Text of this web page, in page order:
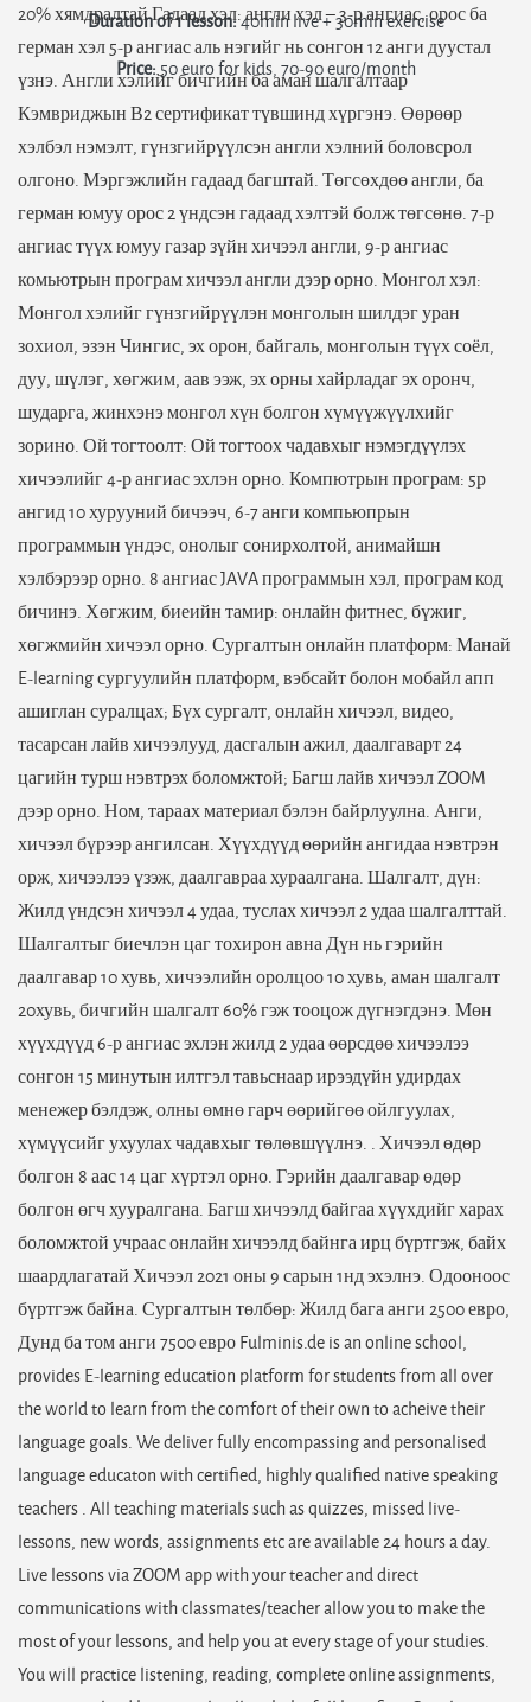
Duration of 1 lesson:40min live + 30min exercise
Price:50 euro for kids, 70-90 euro/month
20% хямдралтай Гадаад хэл: англи хэл – 3-р ангиас, орос ба
герман хэл 5-р ангиас аль нэгийг нь сонгон 12 анги дуустал
үзнэ. Англи хэлийг бичгийн ба аман шалгалтаар
Кэмвриджын В2 сертификат түвшинд хүргэнэ. Өөрөөр
хэлбэл нэмэлт, гүнзгийрүүлсэн англи хэлний боловсрол
олгоно. Мэргэжлийн гадаад багштай. Төгсөхдөө англи, ба
герман юмуу орос 2 үндсэн гадаад хэлтэй болж төгсөнө. 7-р
ангиас түүх юмуу газар зүйн хичээл англи, 9-р ангиас
комьютрын програм хичээл англи дээр орно. Монгол хэл:
Монгол хэлийг гүнзгийрүүлэн монголын шилдэг уран
зохиол, эзэн Чингис, эх орон, байгаль, монголын түүх соёл,
дуу, шүлэг, хөгжим, аав ээж, эх орны хайрладаг эх оронч,
шударга, жинхэнэ монгол хүн болгон хүмүүжүүлхийг
зорино. Ой тогтоолт: Ой тогтоох чадавхыг нэмэгдүүлэх
хичээлийг 4-р ангиас эхлэн орно. Компютрын програм: 5р
ангид 10 хурууний бичээч, 6-7 анги компьюпрын
программын үндэс, онолыг сонирхолтой, анимайшн
хэлбэрээр орно. 8 ангиас JAVA программын хэл, програм код
бичинэ. Хөгжим, биеийн тамир: онлайн фитнес, бүжиг,
хөгжмийн хичээл орно. Сургалтын онлайн платформ: Манай
E-learning сургуулийн платформ, вэбсайт болон мобайл апп
ашиглан суралцах; Бүх сургалт, онлайн хичээл, видео,
тасарсан лайв хичээлууд, дасгалын ажил, даалгаварт 24
цагийн турш нэвтрэх боломжтой; Багш лайв хичээл ZOOM
дээр орно. Ном, тараах материал бэлэн байрлуулна. Анги,
хичээл бүрээр ангилсан. Хүүхдүүд өөрийн ангидаа нэвтрэн
орж, хичээлээ үзэж, даалгавраа хураалгана. Шалгалт, дүн:
Жилд үндсэн хичээл 4 удаа, туслах хичээл 2 удаа шалгалттай.
Шалгалтыг биечлэн цаг тохирон авна Дүн нь гэрийн
даалгавар 10 хувь, хичээлийн оролцоо 10 хувь, аман шалгалт
20хувь, бичгийн шалгалт 60% гэж тооцож дүгнэгдэнэ. Мөн
хүүхдүүд 6-р ангиас эхлэн жилд 2 удаа өөрсдөө хичээлээ
сонгон 15 минутын илтгэл тавьснаар ирээдүйн удирдах
менежер бэлдэж, олны өмнө гарч өөрийгөө ойлгуулах,
хүмүүсийг ухуулах чадавхыг төлөвшүүлнэ. . Хичээл өдөр
болгон 8 аас 14 цаг хүртэл орно. Гэрийн даалгавар өдөр
болгон өгч хууралгана. Багш хичээлд байгаа хүүхдийг харах
боломжтой учраас онлайн хичээлд байнга ирц бүртгэж, байх
шаардлагатай Хичээл 2021 оны 9 сарын 1нд эхэлнэ. Одооноос
бүртгэж байна. Сургалтын төлбөр: Жилд бага анги 2500 евро,
Дунд ба том анги 7500 евро Fulminis.de is an online school,
provides E-learning education platform for students from all over
the world to learn from the comfort of their own to acheive their
language goals. We deliver fully encompassing and personalised
language educaton with certified, highly qualified native speaking
teachers . All teaching materials such as quizzes, missed live-
lessons, new words, assignments etc are available 24 hours a day.
Live lessons via ZOOM app with your teacher and direct
communications with classmates/teacher allow you to make the
most of your lessons, and help you at every stage of your studies.
You will practice listening, reading, complete online assignments,